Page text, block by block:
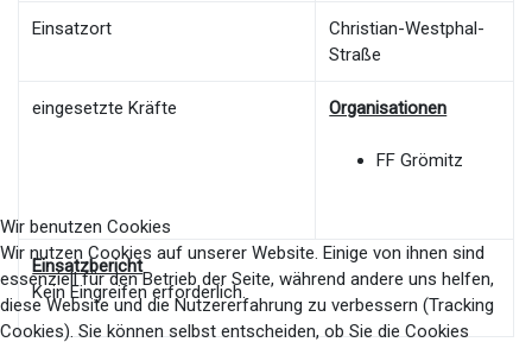
Einsatzort
Christian-Westphal-
Straße
eingesetzte Kräfte Organisationen
FF Grömitz
Einsatzbericht
Kein Eingreifen erforderlich.
Wir benutzen Cookies
Wir nutzen Cookies auf unserer Website. Einige von ihnen sind
essenziell für den Betrieb der Seite, während andere uns helfen,
diese Website und die Nutzererfahrung zu verbessern (Tracking
Cookies). Sie können selbst entscheiden, ob Sie die Cookies